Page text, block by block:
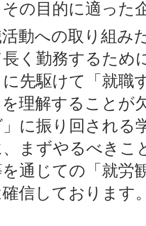
の目的に適った
動への取り組み
長く勤務するため
に先駆けて「就職
理解することが
」に振り回される
まずやるべきこ
を通じての「就労
信しております